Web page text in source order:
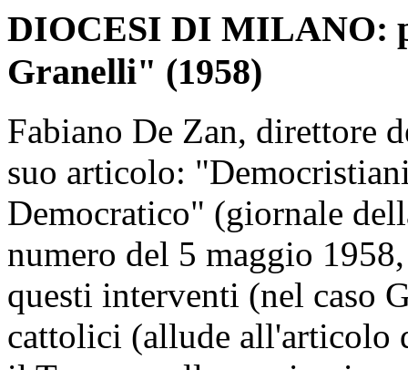
DIOCESI DI MILANO:
Granelli" (1958)
Fabiano De Zan, direttore
suo articolo:
Democratico" (giornale
numero del 5 maggio
questi interventi (nel caso
cattolici (allude all'articolo